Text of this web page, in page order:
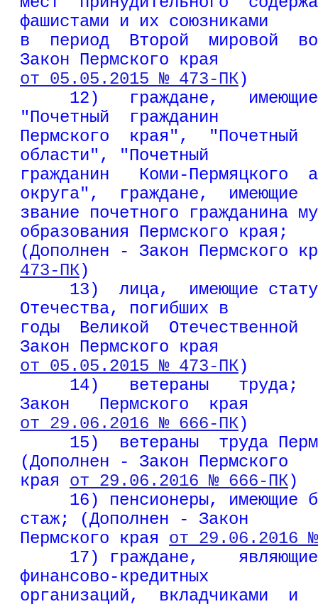
фашистами и их союзниками
в  период  Второй  мировой
Закон Пермского края
от 05.05.2015 № 473-ПК)
12)   граждане,   имеющие
"Почетный  гражданин
Пермского  края",  "Почетный
области", "Почетный
гражданин   Коми-Пермяцкого
округа",  граждане,  имеющие
звание почетного гражданина
образования Пермского края;
(Дополнен - Закон Пермского
473-ПК)
13)  лица,  имеющие
Отечества, погибших в
годы  Великой
Закон Пермского края
от 05.05.2015 № 473-ПК)
14)   ветераны   труда;
Закон   Пермского  края
от 29.06.2016 № 666-ПК)
15)  ветераны  труда
(Дополнен - Закон Пермского
края от 29.06.2016 № 666-ПК)
16) пенсионеры, имеющие
стаж; (Дополнен - Закон
Пермского края от 29.06.2016
17) граждане,
финансово-кредитных
организаций,  вкладчиками  и